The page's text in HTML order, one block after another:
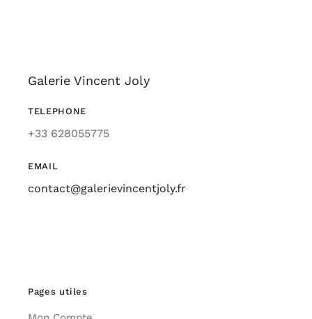
Galerie Vincent Joly
TELEPHONE
+33 628055775
EMAIL
contact@galerievincentjoly.fr
Pages utiles